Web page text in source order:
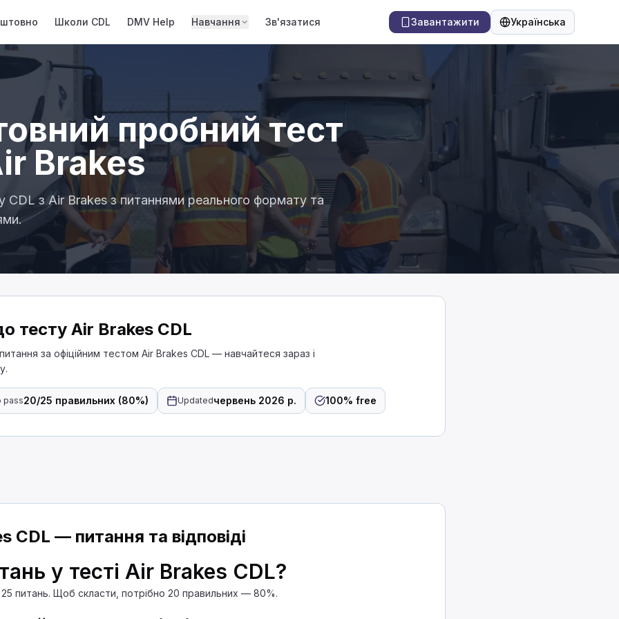
Школи CDL DMV Help Навчання Зв'язатися Завантажити Українська
Мова
пробний тест
Brakes
CDL з Air Brakes з питаннями реального формату та
тесту Air Brakes CDL
за офіційним тестом Air Brakes CDL — навчайтеся зараз і
pass20/25 правильних (80%) Updatedчервень 2026 р. 100% free
зливом резервуарів, зливайте мастило і воду з повітряних резервуарів вантажівки
CDL — питання та відповіді
у тесті Air Brakes CDL?
25 питань. Щоб скласти, потрібно 20 правильних — 80%.